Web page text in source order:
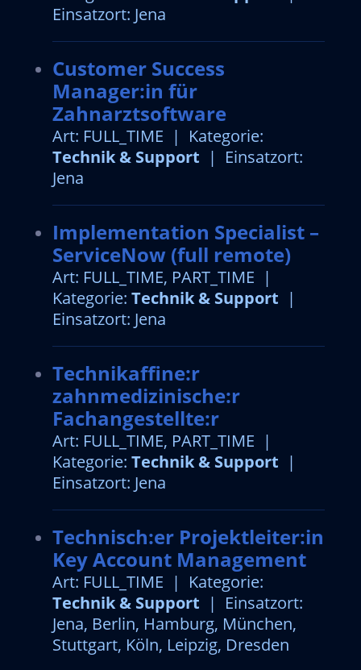
Einsatzort: Jena
Customer Success
Manager:in für
Zahnarztsoftware
Art: FULL_TIME | Kategorie:
Technik & Support | Einsatzort:
Jena
Implementation Specialist –
ServiceNow (full remote)
Art: FULL_TIME, PART_TIME |
Kategorie: Technik & Support |
Einsatzort: Jena
Technikaffine:r
zahnmedizinische:r
Fachangestellte:r
Art: FULL_TIME, PART_TIME |
Kategorie: Technik & Support |
Einsatzort: Jena
Technisch:er Projektleiter:in
Key Account Management
Art: FULL_TIME | Kategorie:
Technik & Support | Einsatzort:
Jena, Berlin, Hamburg, München,
Stuttgart, Köln, Leipzig, Dresden